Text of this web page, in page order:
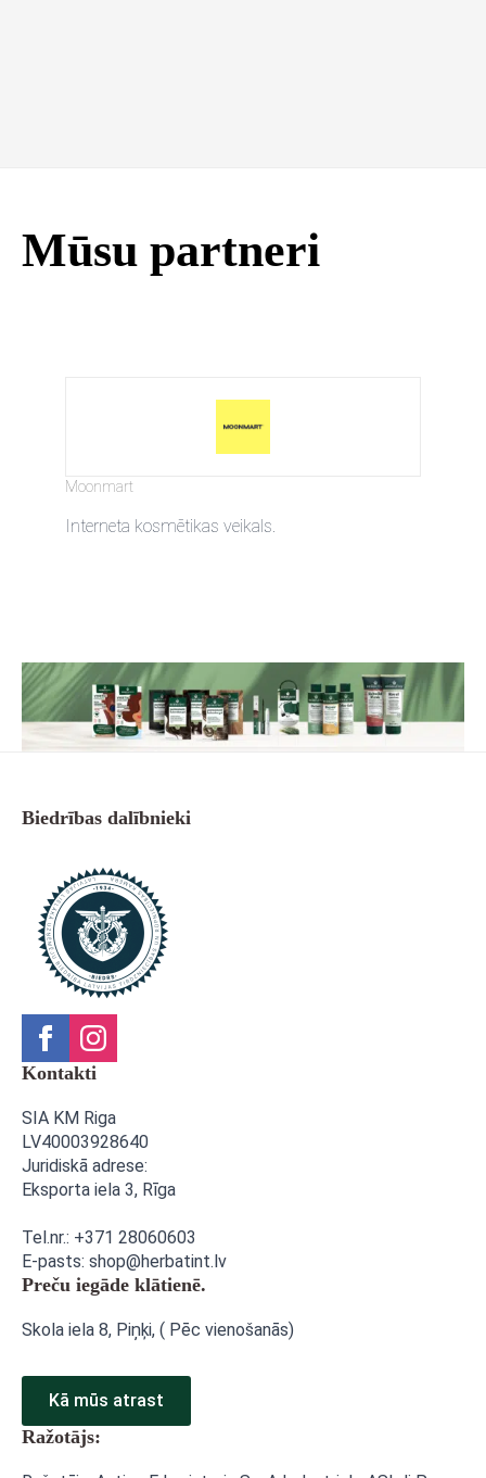
Mūsu partneri
Moonmart
Interneta kosmētikas veikals.
Biedrības dalībnieki
Kontakti
SIA KM Riga
LV40003928640
Juridiskā adrese:
Eksporta iela 3, Rīga
Tel.nr.: +371 28060603
E-pasts: shop@herbatint.lv
Preču iegāde klātienē.
Skola iela 8, Piņķi, ( Pēc vienošanās)
Kā mūs atrast
Ražotājs: